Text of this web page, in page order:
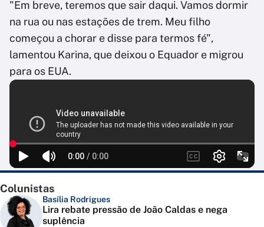
"Em breve, teremos que sair daqui. Vamos dormir
na rua ou nas estações de trem. Meu filho
começou a chorar e disse para termos fé",
lamentou Karina, que deixou o Equador e migrou
para os EUA.
Colunistas
Basília Rodrigues
Lira rebate pressão de João Caldas e nega
suplência